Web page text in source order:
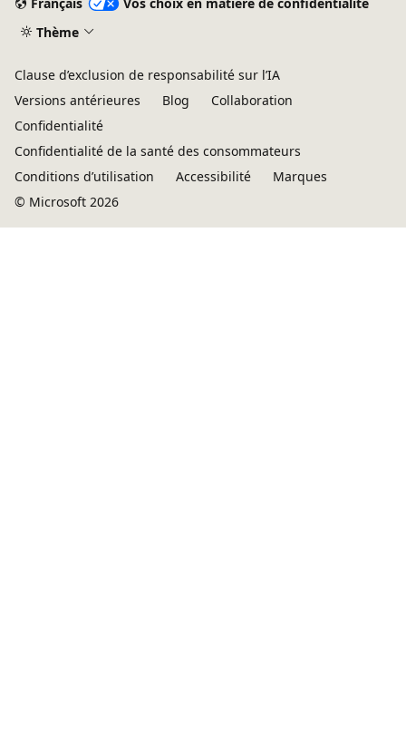
Thème
Clause d’exclusion de responsabilité sur l’IA
Versions antérieures
Blog
Collaboration
Confidentialité
Confidentialité de la santé des consommateurs
Conditions d’utilisation
Accessibilité
Marques
© Microsoft 2026